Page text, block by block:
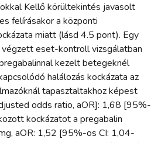
Kellő körültekintés javasolt
felírásakor a központi
miatt (lásd 4.5 pont). Egy
eset-kontroll vizsgálatban
kezelt betegeknél
halálozás kockázata az
tapasztaltakhoz képest
odds ratio, aOR]: 1,68 [95%-
kockázatot a pregabalin
aOR: 1,52 [95%-os CI: 1,04-